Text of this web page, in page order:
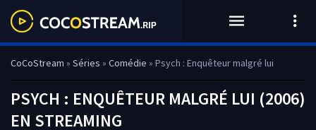
CoCoStream » Séries » Comédie » Psych : Enquêteur malgré lui
PSYCH : ENQUÊTEUR MALGRÉ LUI (2006)
EN STREAMING